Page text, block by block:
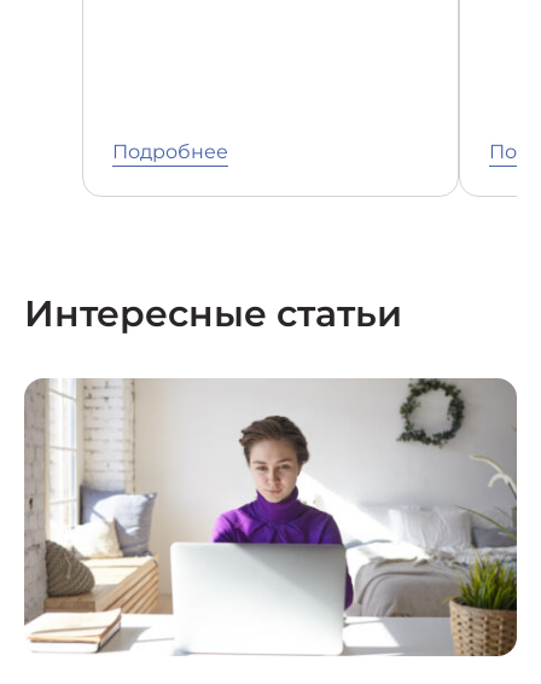
Подробнее
Интересные статьи